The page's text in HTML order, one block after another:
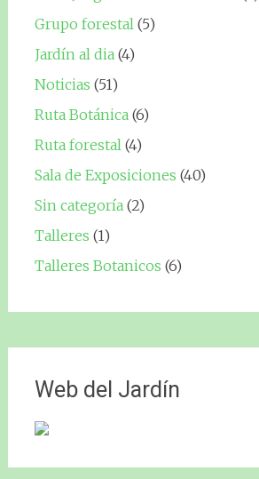
Grupo forestal(5)
Jardín al dia(4)
Noticias (51)
Ruta Botánica(6)
Ruta forestal(4)
Sala de Exposiciones (40)
Sin categoría(2)
Talleres (1)
Talleres Botanicos (6)
Web del Jardín